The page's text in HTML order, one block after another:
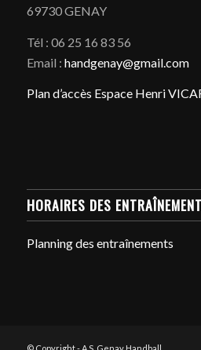
69730 GENAY
Tél : 06 25 16 83 56
Email : handgenay@gmail.com
Plan d’accès Espace Henri
HORAIRES DES
Planning des entraînements